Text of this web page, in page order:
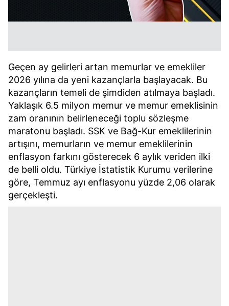
Geçen ay gelirleri artan memurlar ve emekliler
2026 yılına da yeni kazançlarla başlayacak. Bu
kazançların temeli de şimdiden atılmaya başladı.
Yaklaşık 6.5 milyon memur ve memur emeklisinin
zam oranının belirleneceği toplu sözleşme
maratonu başladı. SSK ve Bağ-Kur emeklilerinin
artışını, memurların ve memur emeklilerinin
enflasyon farkını gösterecek 6 aylık veriden ilki
de belli oldu. Türkiye İstatistik Kurumu verilerine
göre, Temmuz ayı enflasyonu yüzde 2,06 olarak
gerçekleşti.